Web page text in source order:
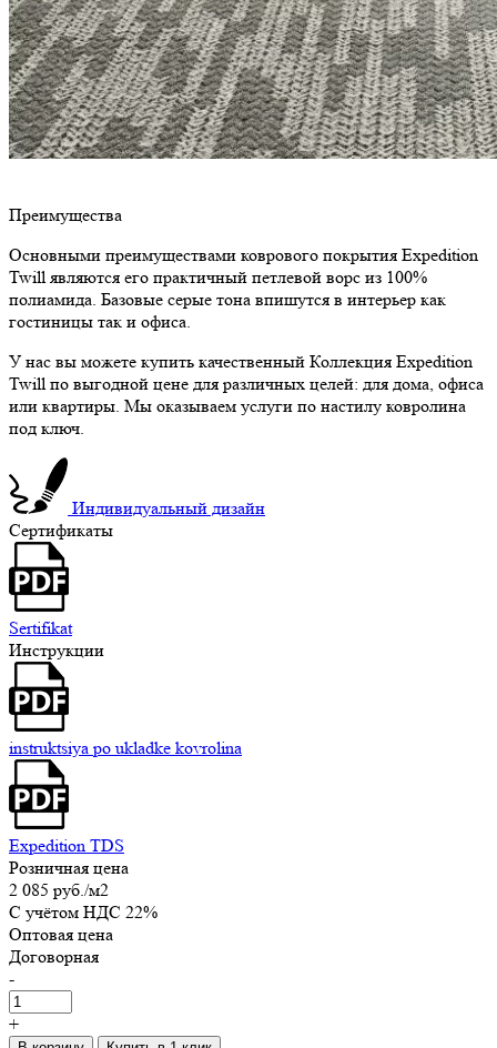
Преимущества
Основными преимуществами коврового покрытия Expedition
Twill являются его практичный петлевой ворс из 100%
полиамида. Базовые серые тона впишутся в интерьер как
гостиницы так и офиса.
У нас вы можете купить качественный Коллекция Expedition
Twill по выгодной цене для различных целей: для дома, офиса
или квартиры. Мы оказываем услуги по настилу ковролина
под ключ.
Индивидуальный дизайн
Сертификаты
Sertifikat
Инструкции
instruktsiya po ukladke kovrolina
Expedition TDS
Розничная цена
2 085 руб./м2
C учётом НДС 22%
Оптовая цена
Договорная
-
+